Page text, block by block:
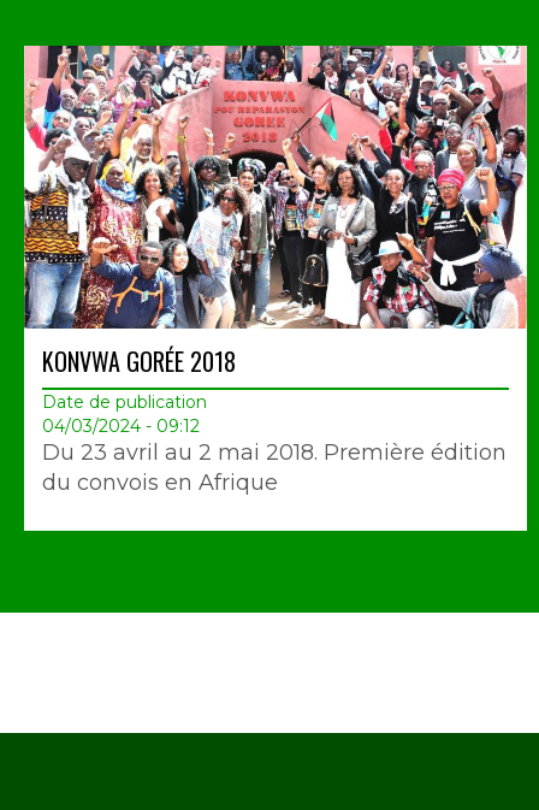
KONVWA GORÉE 2018
Date de publication
04/03/2024 - 09:12
Du 23 avril au 2 mai 2018. Première édition
du convois en Afrique